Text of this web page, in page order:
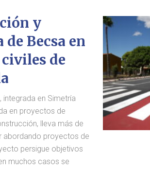
y
Becsa en
de
en Simetría
en proyectos de
lleva más de
abordando proyectos de
persigue objetivos
muchos casos se